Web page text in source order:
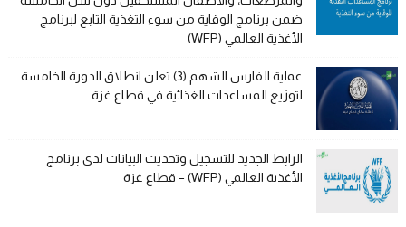
ضمن برنامج الوقاية من سوء التغذية التابع لبرنامج
الأغذية العالمي (WFP)
عملية الفارس الشهم (3) تعلن انطلاق الدورة الخامسة
لتوزيع المساعدات الغذائية في قطاع غزة
الرابط الجديد للتسجيل وتحديث البيانات لدى برنامج
الأغذية العالمي (WFP) – قطاع غزة